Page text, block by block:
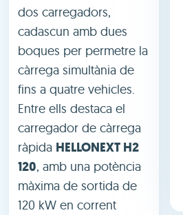
dos carregadors,
cadascun amb dues
boques per permetre la
càrrega simultània de
fins a quatre vehicles.
Entre ells destaca el
carregador de càrrega
ràpida HELLONEXT H2
120, amb una potència
màxima de sortida de
120 kW en corrent